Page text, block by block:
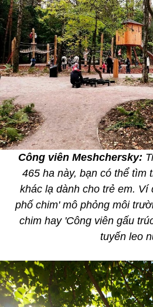
Công viên Meshchersky:
465 ha này, bạn có thể tìm
khác lạ dành cho trẻ em. Ví
phố chim' mô phỏng môi
chim hay 'Công viên gấu
tuyến leo